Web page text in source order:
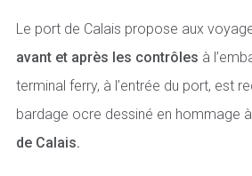
Le port de Calais propose aux
avant et après les contrôles à
terminal ferry, à l’entrée du port, est
bardage ocre dessiné en hommage
de Calais.